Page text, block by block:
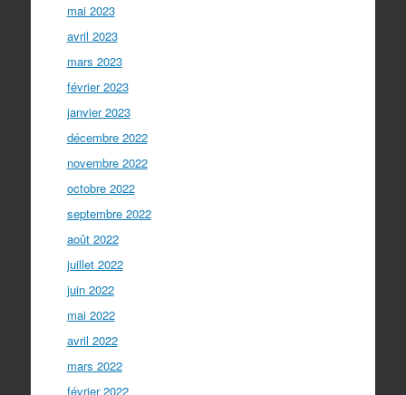
mai 2023
avril 2023
mars 2023
février 2023
janvier 2023
décembre 2022
novembre 2022
octobre 2022
septembre 2022
août 2022
juillet 2022
juin 2022
mai 2022
avril 2022
mars 2022
février 2022